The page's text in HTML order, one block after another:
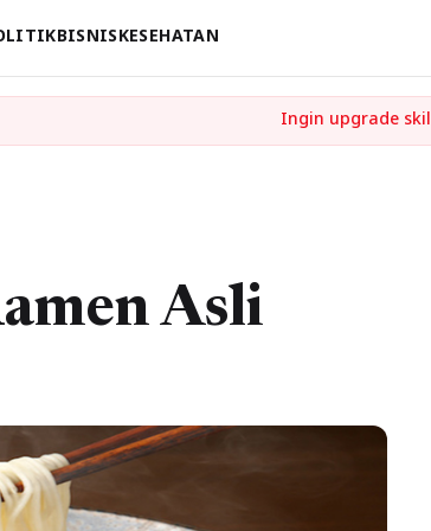
BISNISKESEHATAN
Asli